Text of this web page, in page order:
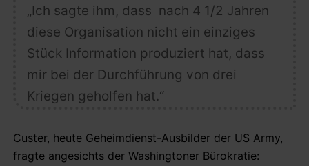
„Ich sagte ihm, dass nach 4 1/2 Jahren
diese Organisation nicht ein einziges
Stück Information produziert hat, dass
mir bei der Durchführung von drei
Kriegen geholfen hat.“
Custer, heute Geheimdienst-Ausbilder der US Army,
fragte angesichts der Washingtoner Bürokratie: